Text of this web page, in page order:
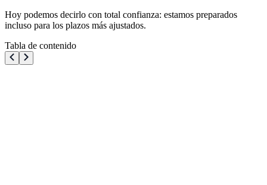
Hoy podemos decirlo con total confianza: estamos preparados
incluso para los plazos más ajustados.
Tabla de contenido